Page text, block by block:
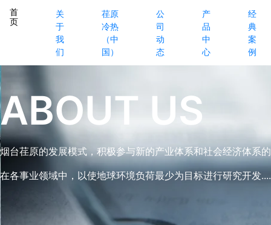
首
页
关
于
我
们
荏原
冷热
（中
国）
公
司
动
态
产
品
中
心
经
典
案
例
ABOUT US
烟台荏原的发展模式，积极参与新的产业体系和社会经济体系
在各事业领域中，以使地球环境负荷最少为目标进行研究开发